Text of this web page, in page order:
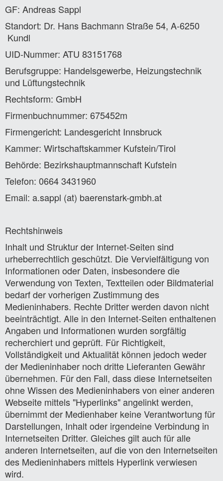
GF: Andreas Sappl
Standort: Dr. Hans Bachmann Straße 54, A-6250
Kundl
UID-Nummer: ATU 83151768
Berufsgruppe: Handelsgewerbe, Heizungstechnik
und Lüftungstechnik
Rechtsform: GmbH
Firmenbuchnummer: 675452m
Firmengericht: Landesgericht Innsbruck
Kammer: Wirtschaftskammer Kufstein/Tirol
Behörde: Bezirkshauptmannschaft Kufstein
Telefon: 0664 3431960
Email: a.sappl (at) baerenstark-gmbh.at
Rechtshinweis
Inhalt und Struktur der Internet-Seiten sind
urheberrechtlich geschützt. Die Vervielfältigung von
Informationen oder Daten, insbesondere die
Verwendung von Texten, Textteilen oder Bildmaterial
bedarf der vorherigen Zustimmung des
Medieninhabers. Rechte Dritter werden davon nicht
beeinträchtigt. Alle in den Internet-Seiten enthaltenen
Angaben und Informationen wurden sorgfältig
recherchiert und geprüft. Für Richtigkeit,
Vollständigkeit und Aktualität können jedoch weder
der Medieninhaber noch dritte Lieferanten Gewähr
übernehmen. Für den Fall, dass diese Internetseiten
ohne Wissen des Medieninhabers von einer anderen
Webseite mittels "Hyperlinks" angelinkt werden,
übernimmt der Medienhaber keine Verantwortung für
Darstellungen, Inhalt oder irgendeine Verbindung in
Internetseiten Dritter. Gleiches gilt auch für alle
anderen Internetseiten, auf die von den Internetseiten
des Medieninhabers mittels Hyperlink verwiesen
wird.